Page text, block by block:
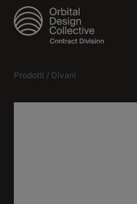
Prodotti / Divani